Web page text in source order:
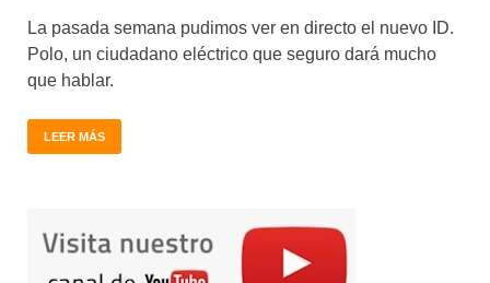
La pasada semana pudimos ver en directo el nuevo ID.
Polo, un ciudadano eléctrico que seguro dará mucho
que hablar.
LEER MÁS